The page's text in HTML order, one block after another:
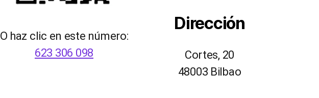
O haz clic en este número:
623 306 098
Dirección
Cortes, 20
48003 Bilbao